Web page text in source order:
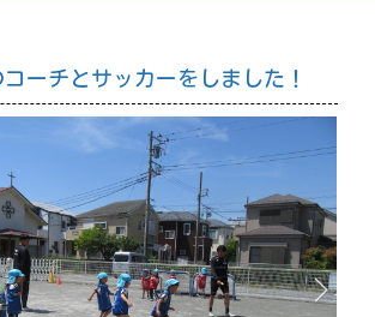
ーチとサッカーをしました！